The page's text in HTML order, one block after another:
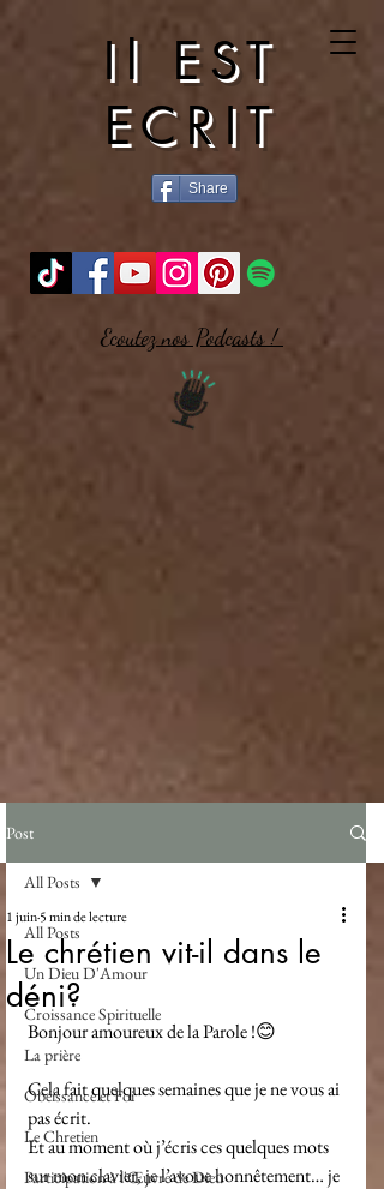
Il EST
ECRIT
Share
Ecoutez nos Podcasts !
Post
All Posts
Un Dieu D'Amour
Croissance Spirituelle
La prière
Obéissance et Foi
Le Chretien
Participation à l'Œuvre de Dieu
All Posts
Le chrétien vit-il dans le
déni?
1 juin5 min de lecture
Bonjour amoureux de la Parole !😊
Cela fait quelques semaines que je ne vous ai
pas écrit.
Et au moment où j’écris ces quelques mots
sur mon clavier, je l’avoue honnêtement… je